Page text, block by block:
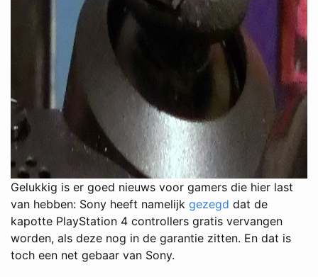
Gelukkig is er goed nieuws voor gamers die hier last
van hebben: Sony heeft namelijk gezegd dat de
kapotte PlayStation 4 controllers gratis vervangen
worden, als deze nog in de garantie zitten. En dat is
toch een net gebaar van Sony.